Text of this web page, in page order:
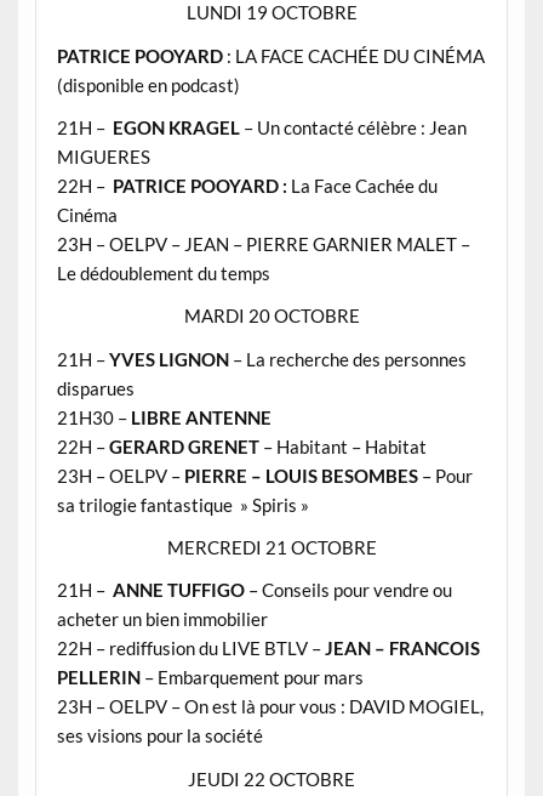
LUNDI 19 OCTOBRE
PATRICE POOYARD: LA FACE CACHÉE DU CINÉMA
(disponible en podcast)
21H – EGON KRAGEL– Un contacté célèbre : Jean
MIGUERES
22H – PATRICE POOYARD : La Face Cachée du
Cinéma
23H – OELPV – JEAN – PIERRE GARNIER MALET –
Le dédoublement du temps
MARDI 20 OCTOBRE
21H –YVES LIGNON– La recherche des personnes
disparues
21H30 – LIBRE ANTENNE
22H –GERARD GRENET– Habitant – Habitat
23H – OELPV – PIERRE – LOUIS BESOMBES– Pour
sa trilogie fantastique » Spiris »
MERCREDI 21 OCTOBRE
21H – ANNE TUFFIGO– Conseils pour vendre ou
acheter un bien immobilier
22H – rediffusion du LIVE BTLV –JEAN – FRANCOIS
PELLERIN– Embarquement pour mars
23H – OELPV – On est là pour vous : DAVID MOGIEL,
ses visions pour la société
JEUDI 22 OCTOBRE